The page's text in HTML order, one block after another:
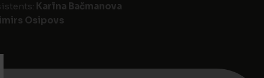
Karīna Bačmanova
Osipovs